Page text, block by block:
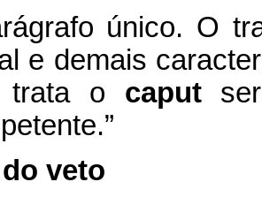
único. O
e demais
trata o caput
veto